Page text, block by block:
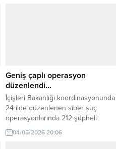
Geniş çaplı operasyon
düzenlendi…
İçişleri Bakanlığı koordinasyonunda
24 ilde düzenlenen siber suç
operasyonlarında 212 şüpheli
yakalandı. Şüphelilerden 127’si
tutuklanırken, çok sayıda suç ağı
04/05/2026 20:06